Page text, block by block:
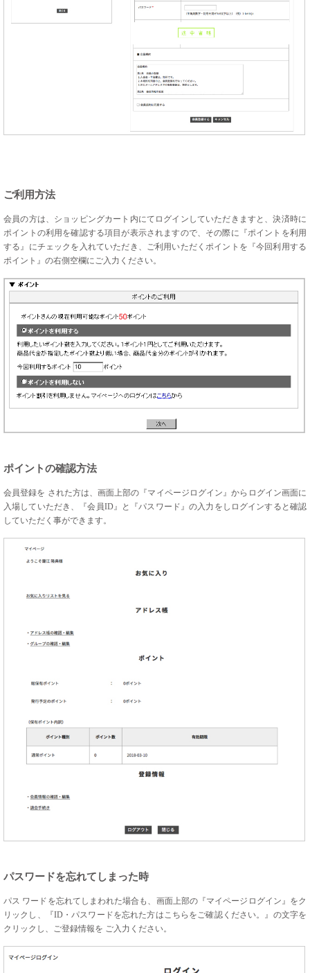
ご利用方法
会員の方は、ショッピングカート内にてログインしていただきますと、決済時に
ポイントの利用を確認する項目が表示されますので、その際に『ポイントを利用
する』にチェックを入れていただき、ご利用いただくポイントを『今回利用する
ポイント』の右側空欄にご入力ください。
ポイントの確認方法
会員登録を された方は、画面上部の『マイページログイン』からログイン画面に
入場していただき、『会員ID』と『パスワード』の入力をしログインすると確認
していただく事ができます。
パスワードを忘れてしまった時
パス ワードを忘れてしまわれた場合も、画面上部の『マイページログイン』をク
リックし、『ID・パスワードを忘れた方はこちらをご確認ください。』の文字を
クリックし、ご登録情報を ご入力ください。